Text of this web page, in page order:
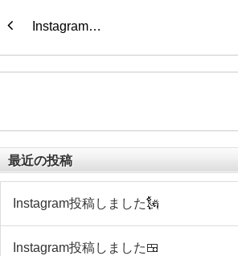
Instagram…
最近の投稿
Instagram投稿しました🗽
Instagram投稿しました🍱